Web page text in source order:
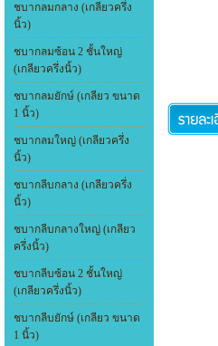
ชบากลมกลาง (เกลียวครึ่ง
นิ้ว)
ชบากลมซ้อน 2 ชั้นใหญ่
(เกลียวครึ่งนิ้ว)
ชบากลมยักษ์ (เกลียว ขนาด
1 นิ้ว)
ชบากลมใหญ่ (เกลียวครึ่ง
นิ้ว)
ชบากลีบกลาง (เกลียวครึ่ง
นิ้ว)
ชบากลีบกลางใหญ่ (เกลียว
ครึ่งนิ้ว)
ชบากลีบซ้อน 2 ชั้นใหญ่
(เกลียวครึ่งนิ้ว)
ชบากลีบยักษ์ (เกลียว ขนาด
1 นิ้ว)